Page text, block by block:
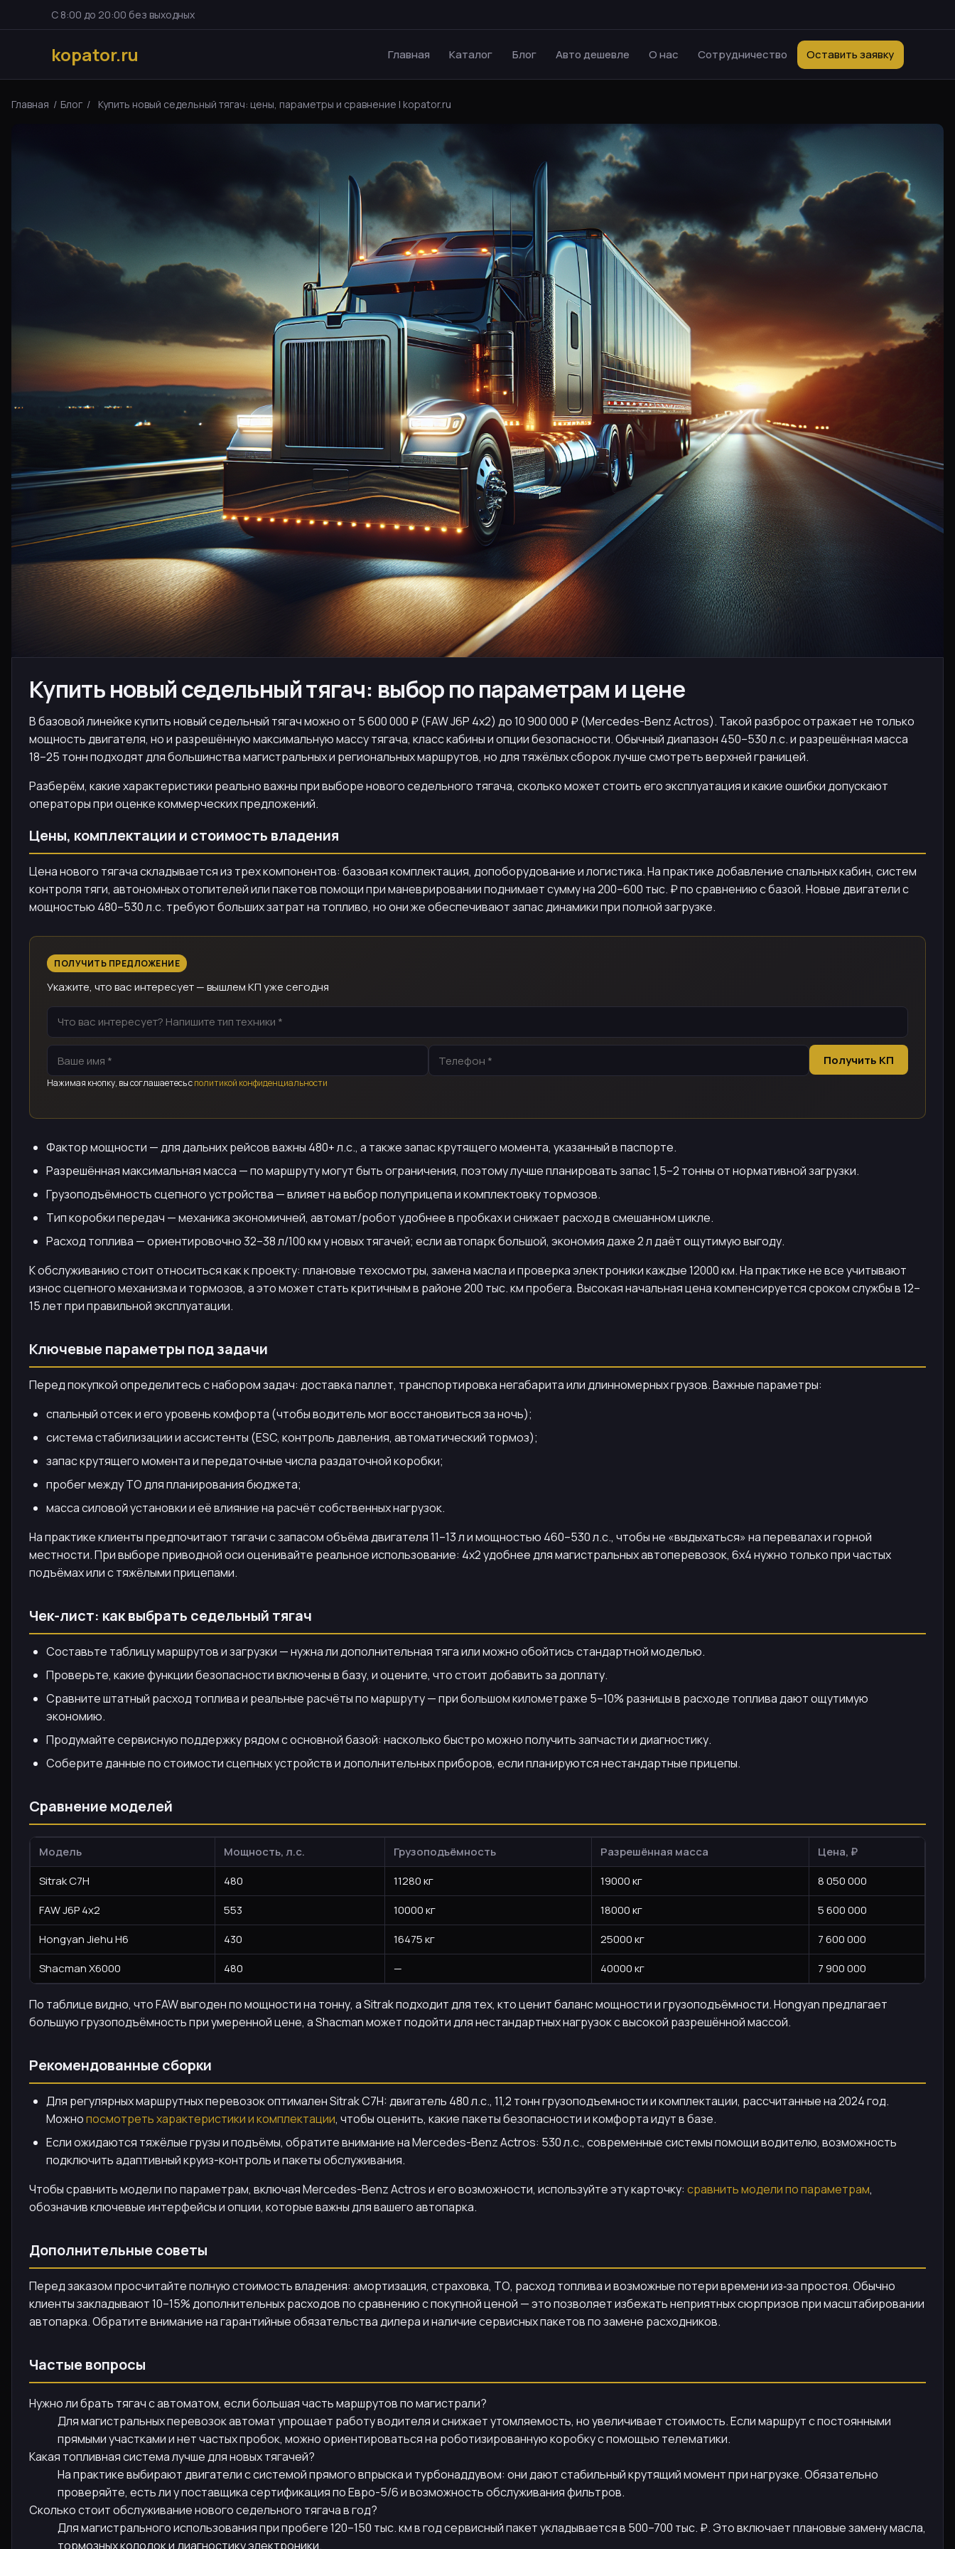
С 8:00 до 20:00 без выходных
kopator.ru Главная Каталог Блог Авто дешевле О нас Сотрудничество Оставить заявку
Главная / Блог / Купить новый седельный тягач: цены, параметры и сравнение | kopator.ru
Купить новый седельный тягач: выбор по параметрам и цене
В базовой линейке купить новый седельный тягач можно от 5 600 000 ₽ (FAW J6P 4x2) до 10 900 000 ₽ (Mercedes-Benz Actros). Такой разброс отражает не только
мощность двигателя, но и разрешённую максимальную массу тягача, класс кабины и опции безопасности. Обычный диапазон 450–530 л.с. и разрешённая масса
18–25 тонн подходят для большинства магистральных и региональных маршрутов, но для тяжёлых сборок лучше смотреть верхней границей.
Разберём, какие характеристики реально важны при выборе нового седельного тягача, сколько может стоить его эксплуатация и какие ошибки допускают
операторы при оценке коммерческих предложений.
Цены, комплектации и стоимость владения
Цена нового тягача складывается из трех компонентов: базовая комплектация, допоборудование и логистика. На практике добавление спальных кабин, систем
контроля тяги, автономных отопителей или пакетов помощи при маневрировании поднимает сумму на 200–600 тыс. ₽ по сравнению с базой. Новые двигатели с
мощностью 480–530 л.с. требуют больших затрат на топливо, но они же обеспечивают запас динамики при полной загрузке.
ПОЛУЧИТЬ ПРЕДЛОЖЕНИЕ
Укажите, что вас интересует — вышлем КП уже сегодня
Получить КП
Нажимая кнопку, вы соглашаетесь сполитикой конфиденциальности
Фактор мощности — для дальних рейсов важны 480+ л.с., а также запас крутящего момента, указанный в паспорте.
Разрешённая максимальная масса — по маршруту могут быть ограничения, поэтому лучше планировать запас 1,5–2 тонны от нормативной загрузки.
Грузоподъёмность сцепного устройства — влияет на выбор полуприцепа и комплектовку тормозов.
Тип коробки передач — механика экономичней, автомат/робот удобнее в пробках и снижает расход в смешанном цикле.
Расход топлива — ориентировочно 32–38 л/100 км у новых тягачей; если автопарк большой, экономия даже 2 л даёт ощутимую выгоду.
К обслуживанию стоит относиться как к проекту: плановые техосмотры, замена масла и проверка электроники каждые 12000 км. На практике не все учитывают
износ сцепного механизма и тормозов, а это может стать критичным в районе 200 тыс. км пробега. Высокая начальная цена компенсируется сроком службы в 12–
15 лет при правильной эксплуатации.
Ключевые параметры под задачи
Перед покупкой определитесь с набором задач: доставка паллет, транспортировка негабарита или длинномерных грузов. Важные параметры:
спальный отсек и его уровень комфорта (чтобы водитель мог восстановиться за ночь);
система стабилизации и ассистенты (ESC, контроль давления, автоматический тормоз);
запас крутящего момента и передаточные числа раздаточной коробки;
пробег между ТО для планирования бюджета;
масса силовой установки и её влияние на расчёт собственных нагрузок.
На практике клиенты предпочитают тягачи с запасом объёма двигателя 11–13 л и мощностью 460–530 л.с., чтобы не «выдыхаться» на перевалах и горной
местности. При выборе приводной оси оценивайте реальное использование: 4x2 удобнее для магистральных автоперевозок, 6x4 нужно только при частых
подъёмах или с тяжёлыми прицепами.
Чек-лист: как выбрать седельный тягач
Составьте таблицу маршрутов и загрузки — нужна ли дополнительная тяга или можно обойтись стандартной моделью.
Проверьте, какие функции безопасности включены в базу, и оцените, что стоит добавить за доплату.
Сравните штатный расход топлива и реальные расчёты по маршруту — при большом километраже 5–10% разницы в расходе топлива дают ощутимую
экономию.
Продумайте сервисную поддержку рядом с основной базой: насколько быстро можно получить запчасти и диагностику.
Соберите данные по стоимости сцепных устройств и дополнительных приборов, если планируются нестандартные прицепы.
Сравнение моделей
Модель Мощность, л.с. Грузоподъёмность Разрешённая масса
Цена, ₽
Sitrak C7H
480 11280 кг 19000 кг
8 050 000
FAW J6P 4x2
553 10000 кг 18000 кг
5 600 000
Hongyan Jiehu H6
430 16475 кг 25000 кг
7 600 000
Shacman X6000
480 — 40000 кг 7 900 000
По таблице видно, что FAW выгоден по мощности на тонну, а Sitrak подходит для тех, кто ценит баланс мощности и грузоподъёмности. Hongyan предлагает
большую грузоподъёмность при умеренной цене, а Shacman может подойти для нестандартных нагрузок с высокой разрешённой массой.
Рекомендованные сборки
Для регулярных маршрутных перевозок оптимален Sitrak C7H: двигатель 480 л.с., 11,2 тонн грузоподъемности и комплектации, рассчитанные на 2024 год.
Можнопосмотреть характеристики и комплектации, чтобы оценить, какие пакеты безопасности и комфорта идут в базе.
Если ожидаются тяжёлые грузы и подъёмы, обратите внимание на Mercedes-Benz Actros: 530 л.с., современные системы помощи водителю, возможность
подключить адаптивный круиз-контроль и пакеты обслуживания.
Чтобы сравнить модели по параметрам, включая Mercedes-Benz Actros и его возможности, используйте эту карточку: сравнить модели по параметрам,
обозначив ключевые интерфейсы и опции, которые важны для вашего автопарка.
Дополнительные советы
Перед заказом просчитайте полную стоимость владения: амортизация, страховка, ТО, расход топлива и возможные потери времени из‑за простоя. Обычно
клиенты закладывают 10–15% дополнительных расходов по сравнению с покупной ценой — это позволяет избежать неприятных сюрпризов при масштабировании
автопарка. Обратите внимание на гарантийные обязательства дилера и наличие сервисных пакетов по замене расходников.
Частые вопросы
Нужно ли брать тягач с автоматом, если большая часть маршрутов по магистрали?
Для магистральных перевозок автомат упрощает работу водителя и снижает утомляемость, но увеличивает стоимость. Если маршрут с постоянными
прямыми участками и нет частых пробок, можно ориентироваться на роботизированную коробку с помощью телематики.
Какая топливная система лучше для новых тягачей?
На практике выбирают двигатели с системой прямого впрыска и турбонаддувом: они дают стабильный крутящий момент при нагрузке. Обязательно
проверяйте, есть ли у поставщика сертификация по Евро-5/6 и возможность обслуживания фильтров.
Сколько стоит обслуживание нового седельного тягача в год?
Для магистрального использования при пробеге 120–150 тыс. км в год сервисный пакет укладывается в 500–700 тыс. ₽. Это включает плановые замену масла,
тормозных колодок и диагностику электроники.